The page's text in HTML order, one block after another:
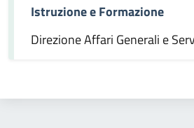
Istruzione e Formazione
Direzione Affari Generali e